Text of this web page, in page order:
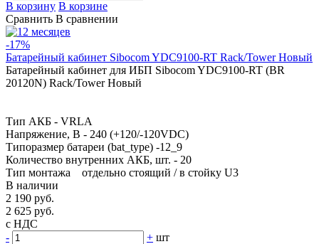
В корзину В корзине
Сравнить В сравнении
-17%
Батарейный кабинет Sibocom YDC9100-RT Rack/Tower Новый
Батарейный кабинет для ИБП Sibocom YDC9100-RT (BR
20120N) Rack/Tower Новый
Тип АКБ - VRLA
Напряжение, В - 240 (+120/-120VDC)
Типоразмер батареи (bat_type) -12_9
Количество внутренних АКБ, шт. - 20
Тип монтажа отдельно стоящий / в стойку U3
В наличии
2 190 руб.
2 625 руб.
с НДС
-
+ шт